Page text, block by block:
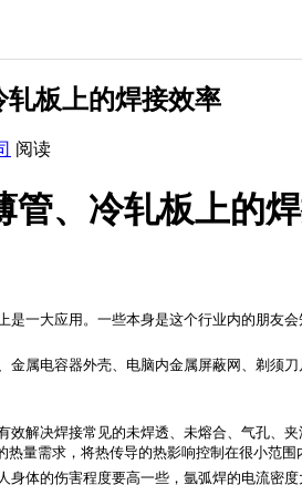
板上的焊接效率
阅读
管、冷轧板上的
是一大应用。一些本身是这个行业内的朋友
金属电容器外壳、电脑内金属屏蔽网、剃须
效解决焊接常见的未焊透、未熔合、气孔、
量需求，将热传导的热影响控制在很小范
身体的伤害程度要高一些，氩弧焊的电流密